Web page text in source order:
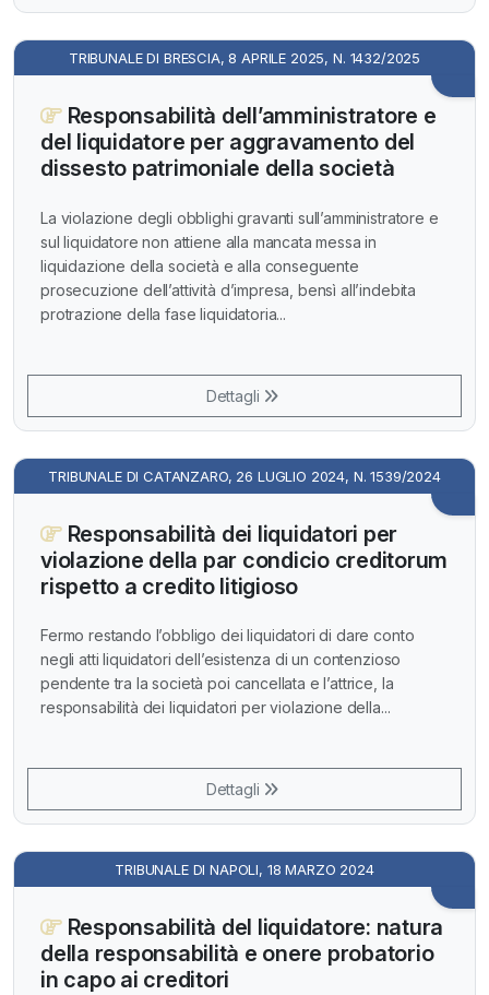
TRIBUNALE DI BRESCIA, 8 APRILE 2025, N. 1432/2025
Responsabilità dell’amministratore e
del liquidatore per aggravamento del
dissesto patrimoniale della società
La violazione degli obblighi gravanti sull’amministratore e
sul liquidatore non attiene alla mancata messa in
liquidazione della società e alla conseguente
prosecuzione dell’attività d’impresa, bensì all’indebita
protrazione della fase liquidatoria...
Dettagli
TRIBUNALE DI CATANZARO, 26 LUGLIO 2024, N. 1539/2024
Responsabilità dei liquidatori per
violazione della par condicio creditorum
rispetto a credito litigioso
Fermo restando l’obbligo dei liquidatori di dare conto
negli atti liquidatori dell’esistenza di un contenzioso
pendente tra la società poi cancellata e l’attrice, la
responsabilità dei liquidatori per violazione della...
Dettagli
TRIBUNALE DI NAPOLI, 18 MARZO 2024
Responsabilità del liquidatore: natura
della responsabilità e onere probatorio
in capo ai creditori